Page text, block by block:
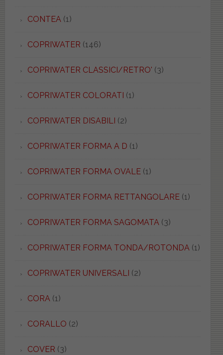
CONTEA(1)
COPRIWATER (146)
COPRIWATER CLASSICI/RETRO' (3)
COPRIWATER COLORATI (1)
COPRIWATER DISABILI (2)
COPRIWATER FORMA A D (1)
COPRIWATER FORMA OVALE(1)
COPRIWATER FORMA RETTANGOLARE(1)
COPRIWATER FORMA SAGOMATA(3)
COPRIWATER FORMA TONDA/ROTONDA(1)
COPRIWATER UNIVERSALI (2)
CORA(1)
CORALLO (2)
COVER (3)